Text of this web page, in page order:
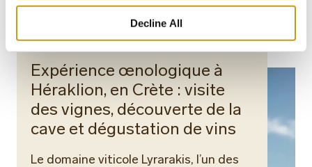
Decline All
Expérience œnologique à
Héraklion, en Crète : visite
des vignes, découverte de la
cave et dégustation de vins
Le domaine viticole Lyrarakis, l’un des